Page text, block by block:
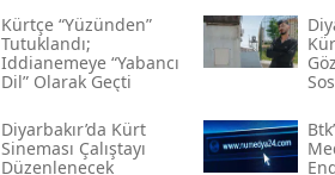
Kürtçe “yüzünden”
Tutuklandı;
Iddianemeye “yabancı
Dil” Olarak Geçti
Diyarbakır’da Kürt
Sineması Çalıştayı
Düzenlenecek